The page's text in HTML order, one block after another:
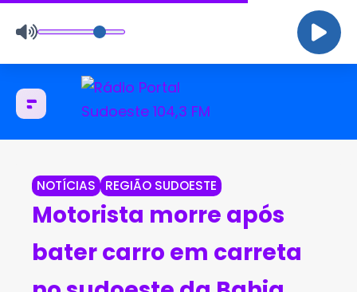
NOTÍCIAS REGIÃO SUDOESTE
Motorista morre após
bater carro em carreta